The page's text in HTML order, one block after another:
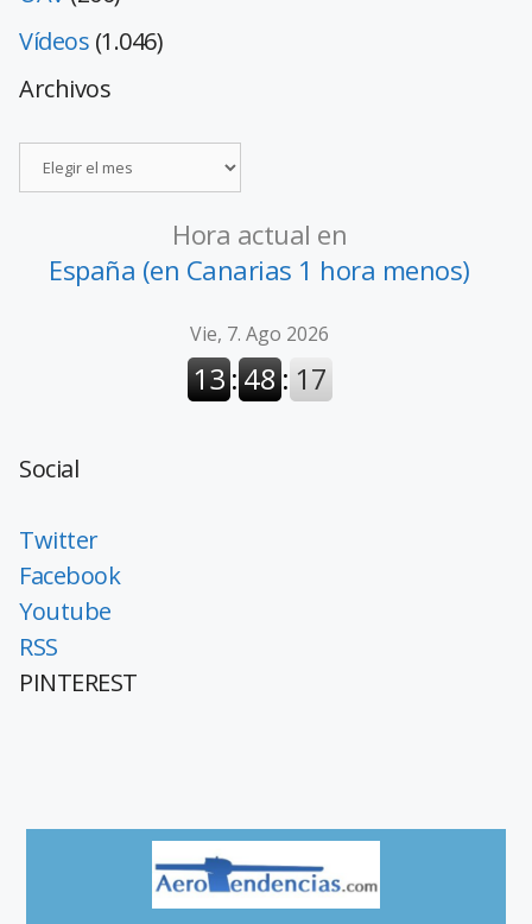
Vídeos (1.046)
Archivos
Hora actual en
España (en Canarias 1 hora menos)
Social
Twitter
Facebook
Youtube
RSS
PINTEREST